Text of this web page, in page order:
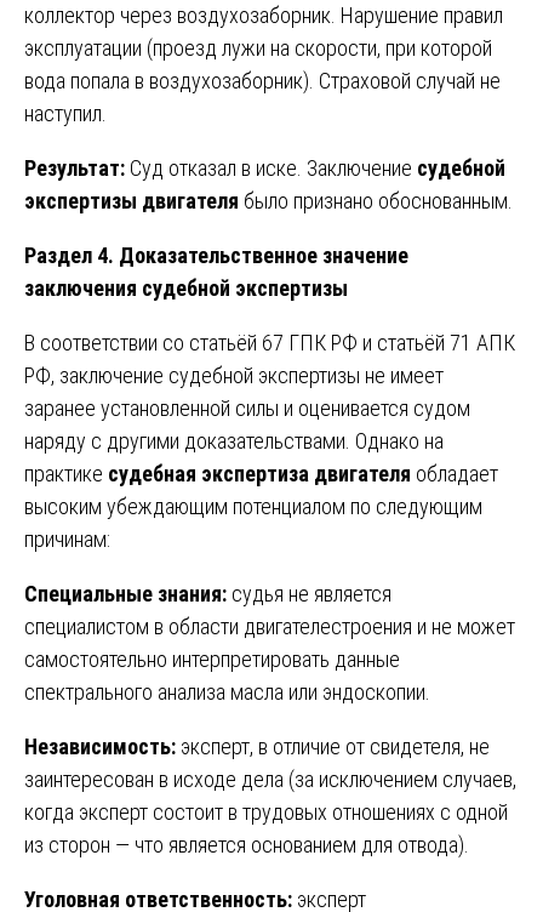
коллектор через воздухозаборник. Нарушение правил
эксплуатации (проезд лужи на скорости, при которой
вода попала в воздухозаборник). Страховой случай не
наступил.
Результат: Суд отказал в иске. Заключение судебной
экспертизы двигателя было признано обоснованным.
Раздел 4. Доказательственное значение
заключения судебной экспертизы
В соответствии со статьёй 67 ГПК РФ и статьёй 71 АПК
РФ, заключение судебной экспертизы не имеет
заранее установленной силы и оценивается судом
наряду с другими доказательствами. Однако на
практике судебная экспертиза двигателя обладает
высоким убеждающим потенциалом по следующим
причинам:
Специальные знания: судья не является
специалистом в области двигателестроения и не может
самостоятельно интерпретировать данные
спектрального анализа масла или эндоскопии.
Независимость: эксперт, в отличие от свидетеля, не
заинтересован в исходе дела (за исключением случаев,
когда эксперт состоит в трудовых отношениях с одной
из сторон — что является основанием для отвода).
Уголовная ответственность: эксперт